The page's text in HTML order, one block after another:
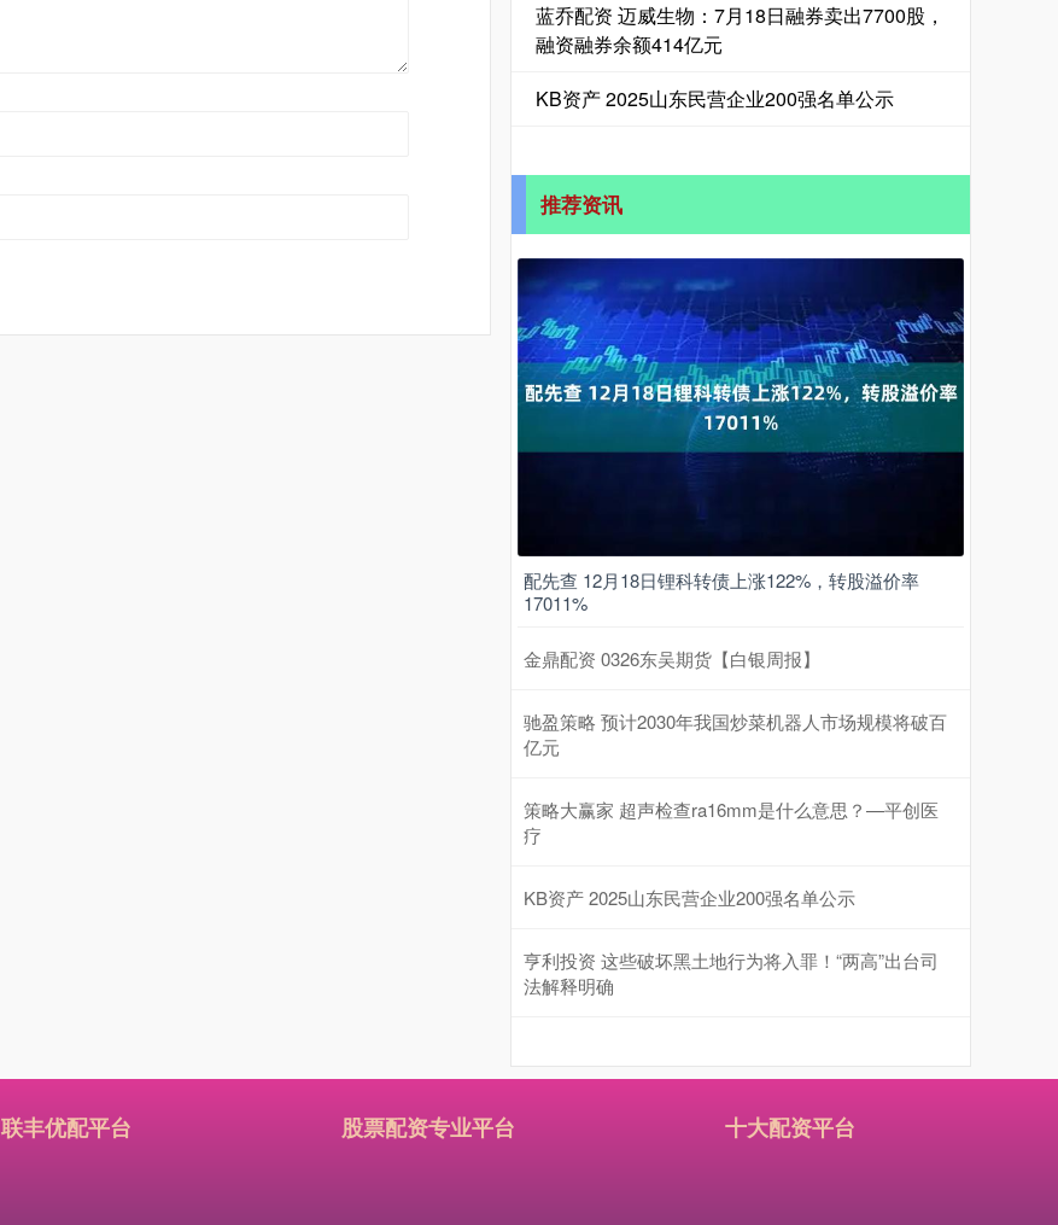
蓝乔配资 迈威生物：7月18日融券卖出7700股，
融资融券余额414亿元
KB资产 2025山东民营企业200强名单公示
推荐资讯
配先查 12月18日锂科转债上涨122%，转股溢价率
17011%
金鼎配资 0326东吴期货【白银周报】
驰盈策略 预计2030年我国炒菜机器人市场规模将破百
亿元
策略大赢家 超声检查ra16mm是什么意思？—平创医
疗
KB资产 2025山东民营企业200强名单公示
亨利投资 这些破坏黑土地行为将入罪！“两高”出台司
法解释明确
联丰优配平台 股票配资专业平台 十大配资平台